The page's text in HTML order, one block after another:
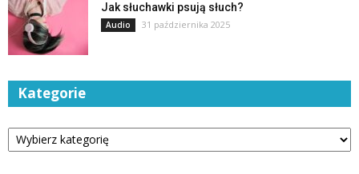
Jak słuchawki psują słuch?
Audio 31 października 2025
Kategorie
Kategorie